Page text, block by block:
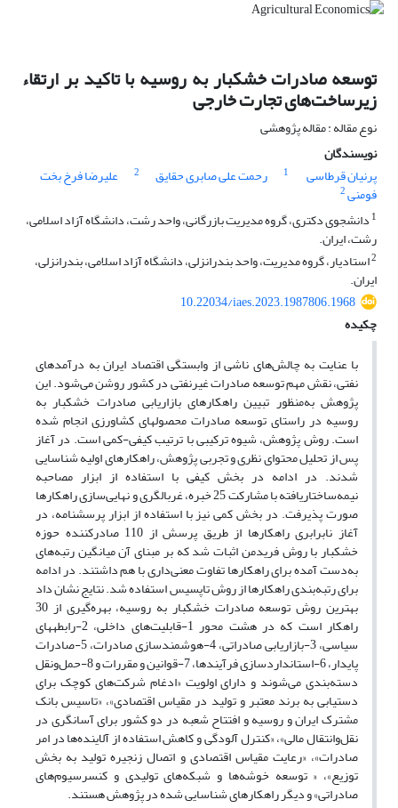
توسعه صادرات خشکبار به روسیه با تاکید بر ارتقاء
زیرساخت‌های تجارت خارجی
نوع مقاله : مقاله پژوهشی
نویسندگان
پرنیان قرطاسی
1 رحمت علی صابری حقایق 2 علیرضا فرخ بخت
فومنی2
1 دانشجوی دکتری، گروه مدیریت بازرگانی، واحد رشت، دانشگاه آزاد اسلامی،
رشت، ایران.
2استادیار، گروه مدیریت، واحد بندرانزلی، دانشگاه آزاد اسلامی، بندرانزلی،
ایران.
10.22034/iaes.2023.1987806.1968
چکیده
با عنایت به چالش‌های ناشی از وابستگی اقتصاد ایران به درآمدهای
نفتی، نقش مهم توسعه صادرات غیرنفتی در کشور روشن می‌شود. این
پژوهش به‌منظور تبیین راهکارهای بازاریابی صادرات خشکبار به
روسیه در راستای توسعه صادرات محصول­های کشاورزی انجام شده
است. روش پژوهش، شیوه ترکیبی با ترتیب کیفی-کمی است. در آغاز
پس از تحلیل محتوای نظری و تجربی پژوهش، راهکارهای اولیه شناسایی
شدند. در ادامه در بخش کیفی با استفاده از ابزار مصاحبه
نیمه‌ساختاریافته با مشارکت 25 خبره، غربالگری و نهایی‌سازی راهکارها
صورت پذیرفت. در بخش کمی نیز با استفاده از ابزار پرسشنامه، در
آغاز نابرابری راهکارها از طریق پرسش از 110 صادرکننده حوزه
خشکبار با روش فریدمن اثبات شد که بر مبنای آن میانگین رتبه‌های
به‌دست آمده برای راهکارها تفاوت معنی‌داری با هم داشتند. در ادامه
برای رتبه‌بندی راهکارها از روش تاپسیس استفاده شد. نتایج نشان داد
بهترین روش توسعه صادرات خشکبار به روسیه، بهره‌گیری از 30
راهکار است که در هشت محور 1-قابلیت‌های داخلی، 2-رابطه­های
سیاسی، 3-بازاریابی صادراتی، 4-هوشمندسازی صادرات، 5-صادرات
پایدار، 6-استانداردسازی فرآیندها، 7-قوانین و مقررات و 8-حمل‌ونقل
دسته‌بندی می‌شوند و دارای اولویت «ادغام شرکت‌های کوچک برای
دستیابی به برند معتبر و تولید در مقیاس اقتصادی»، «تاسیس بانک
مشترک ایران و روسیه و افتتاح شعبه در دو کشور برای آسانگری در
نقل‌وانتقال مالی»، «کنترل آلودگی و کاهش استفاده از آلاینده‌ها در امر
صادرات»، «رعایت مقیاس اقتصادی و اتصال زنجیره تولید به بخش
توزیع»، « توسعه خوشه‌‌ها و شبکه‌های تولیدی و کنسرسیوم‌‌های
صادراتی» و دیگر راهکارهای شناسایی شده در پژوهش هستند.